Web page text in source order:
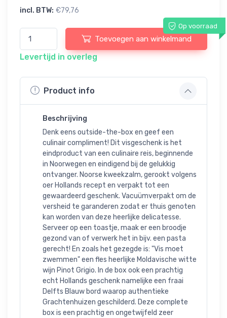
incl. BTW: €79,76
Op voorraad
Toevoegen aan winkelmand
Levertijd in overleg
Product info
Beschrijving
Denk eens outside-the-box en geef een
culinair compliment! Dit visgeschenk is het
eindproduct van een culinaire reis, beginnende
in Noorwegen en eindigend bij de gelukkig
ontvanger. Noorse kweekzalm, gerookt volgens
oer Hollands recept en verpakt tot een
gewaardeerd geschenk. Vacuümverpakt om de
versheid te garanderen zodat er thuis genoten
kan worden van deze heerlijke delicatesse.
Serveer op een toastje, maak er een broodje
gezond van of verwerk het in bijv. een pasta
gerecht! En zoals het gezegde is: "Vis moet
zwemmen" een fles heerlijke Moldavische witte
wijn Pinot Grigio. In de box ook een prachtig
echt Hollands geschenk namelijke een fraai
Delfts Blauw bord waarop authentieke
Grachtenhuizen geschilderd. Deze complete
box is een prachtig en ongetwijfeld zeer